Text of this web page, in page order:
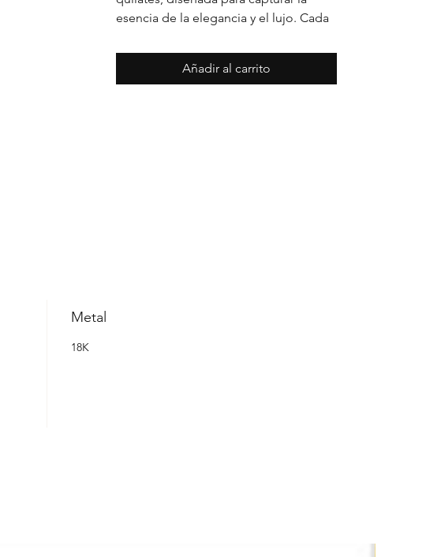
esencia de la elegancia y el lujo. Cada
unico, pensado para realzar cualquier
ocasion con distincion.
Añadir al carrito
Metal
18K